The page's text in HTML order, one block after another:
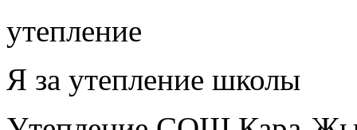
утепление
Я за утепление школы